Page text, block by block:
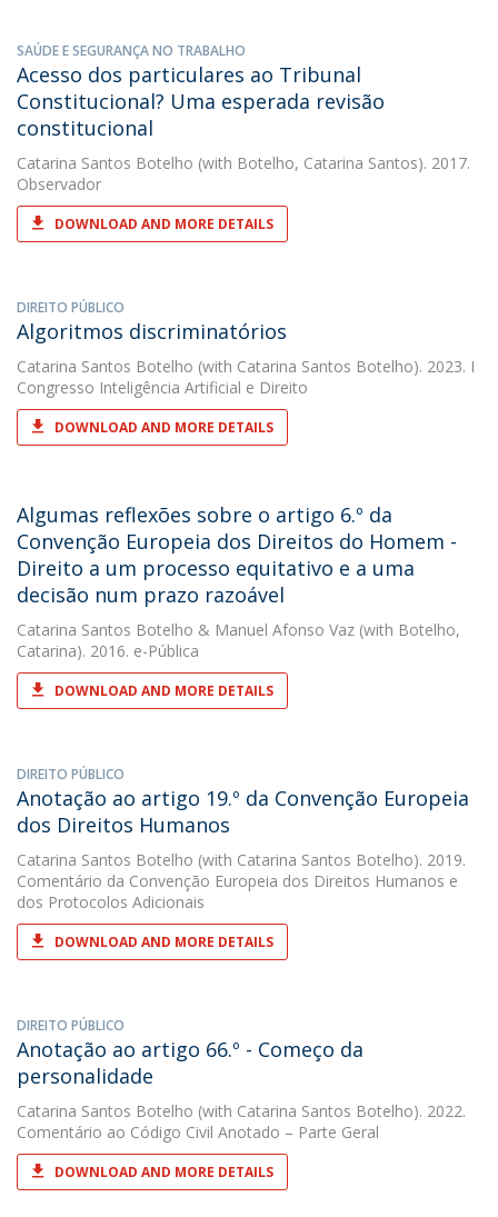
SAÚDE E SEGURANÇA NO TRABALHO
Acesso dos particulares ao Tribunal
Constitucional? Uma esperada revisão
constitucional
Catarina Santos Botelho (with Botelho, Catarina Santos). 2017.
Observador
DOWNLOAD AND MORE DETAILS
DIREITO PÚBLICO
Algoritmos discriminatórios
Catarina Santos Botelho (with Catarina Santos Botelho). 2023. I
Congresso Inteligência Artificial e Direito
DOWNLOAD AND MORE DETAILS
Algumas reflexões sobre o artigo 6.º da
Convenção Europeia dos Direitos do Homem -
Direito a um processo equitativo e a uma
decisão num prazo razoável
Catarina Santos Botelho & Manuel Afonso Vaz (with Botelho,
Catarina). 2016. e-Pública
DOWNLOAD AND MORE DETAILS
DIREITO PÚBLICO
Anotação ao artigo 19.º da Convenção Europeia
dos Direitos Humanos
Catarina Santos Botelho (with Catarina Santos Botelho). 2019.
Comentário da Convenção Europeia dos Direitos Humanos e
dos Protocolos Adicionais
DOWNLOAD AND MORE DETAILS
DIREITO PÚBLICO
Anotação ao artigo 66.º - Começo da
personalidade
Catarina Santos Botelho (with Catarina Santos Botelho). 2022.
Comentário ao Código Civil Anotado – Parte Geral
DOWNLOAD AND MORE DETAILS